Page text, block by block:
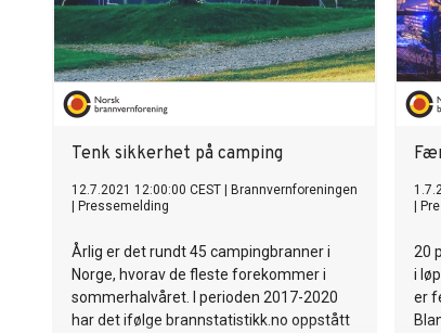
Tenk sikkerhet på camping
12.7.2021 12:00:00 CEST
Brannvernforeningen
Pressemelding
Årlig er det rundt 45 campingbranner i
Norge, hvorav de fleste forekommer i
sommerhalvåret. I perioden 2017-2020
har det ifølge brannstatistikk.no oppstått
20
i
er